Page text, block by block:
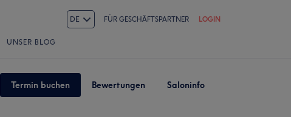
DE FÜR GESCHÄFTSPARTNER LOGIN
UNSER BLOG
Termin buchen Bewertungen Saloninfo